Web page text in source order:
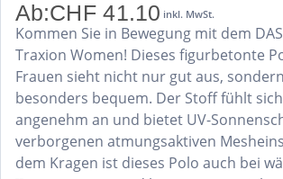
Ab:CHF41.10 inkl. MwSt.
Kommen Sie in Bewegung mit dem
Traxion Women! Dieses figurbetonte
Frauen sieht nicht nur gut aus,
besonders bequem. Der Stoff fühlt
angenehm an und bietet UV-
verborgenen atmungsaktiven
dem Kragen ist dieses Polo auch bei